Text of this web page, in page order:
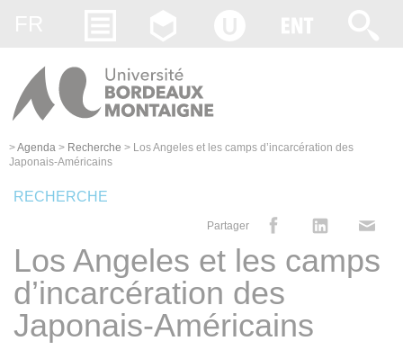
>Agenda > Recherche > Los Angeles et les camps d’incarcération des
Japonais-Américains
RECHERCHE
Partager
Los Angeles et les camps
d’incarcération des
Japonais-Américains